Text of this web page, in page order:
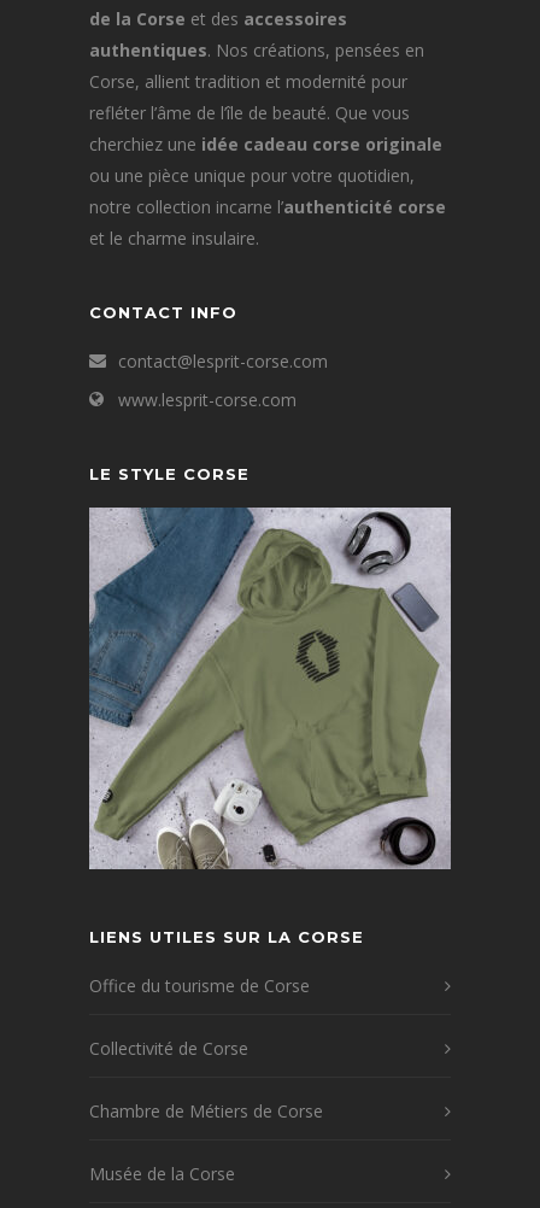
du
produit
de la Corse et des accessoires
authentiques. Nos créations, pensées en
Corse, allient tradition et modernité pour
refléter l’âme de l’île de beauté. Que vous
cherchiez une idée cadeau corse originale
ou une pièce unique pour votre quotidien,
notre collection incarne l’authenticité corse
et le charme insulaire.
CONTACT INFO
contact@lesprit-corse.com
www.lesprit-corse.com
LE STYLE CORSE
LIENS UTILES SUR LA CORSE
Office du tourisme de Corse
Collectivité de Corse
Chambre de Métiers de Corse
Musée de la Corse